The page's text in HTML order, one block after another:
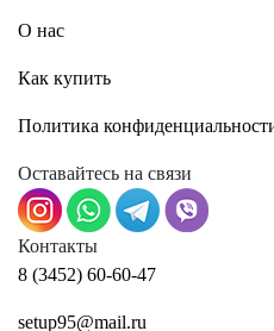
О нас
Как купить
Политика
Оставайтесь на связи
Контакты
8 (3452) 60-60-47
setup95@mail.ru